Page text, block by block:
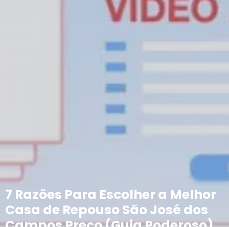
7 Razões Para Escolher a Melhor
Casa de Repouso São José dos